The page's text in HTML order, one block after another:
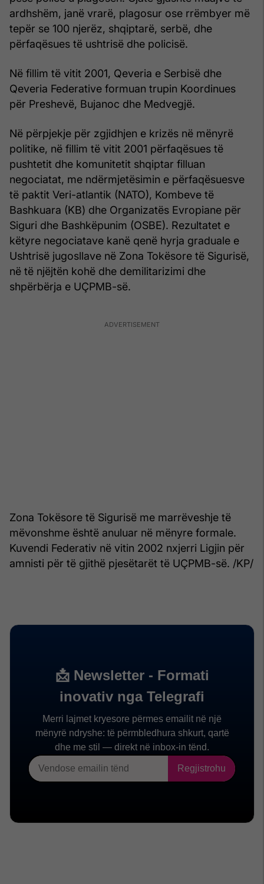
ardhshëm, janë vrarë, plagosur ose rrëmbyer më
tepër se 100 njerëz, shqiptarë, serbë, dhe
përfaqësues të ushtrisë dhe policisë.
Në fillim të vitit 2001, Qeveria e Serbisë dhe
Qeveria Federative formuan trupin Koordinues
për Preshevë, Bujanoc dhe Medvegjë.
Në përpjekje për zgjidhjen e krizës në mënyrë
politike, në fillim të vitit 2001 përfaqësues të
pushtetit dhe komunitetit shqiptar filluan
negociatat, me ndërmjetësimin e përfaqësuesve
të paktit Veri-atlantik (NATO), Kombeve të
Bashkuara (KB) dhe Organizatës Evropiane për
Siguri dhe Bashkëpunim (OSBE). Rezultatet e
këtyre negociatave kanë qenë hyrja graduale e
Ushtrisë jugosllave në Zona Tokësore të Sigurisë,
në të njëjtën kohë dhe demilitarizimi dhe
shpërbërja e UÇPMB-së.
Zona Tokësore të Sigurisë me marrëveshje të
mëvonshme është anuluar në mënyre formale.
Kuvendi Federativ në vitin 2002 nxjerri Ligjin për
amnisti për të gjithë pjesëtarët të UÇPMB-së. /KP/